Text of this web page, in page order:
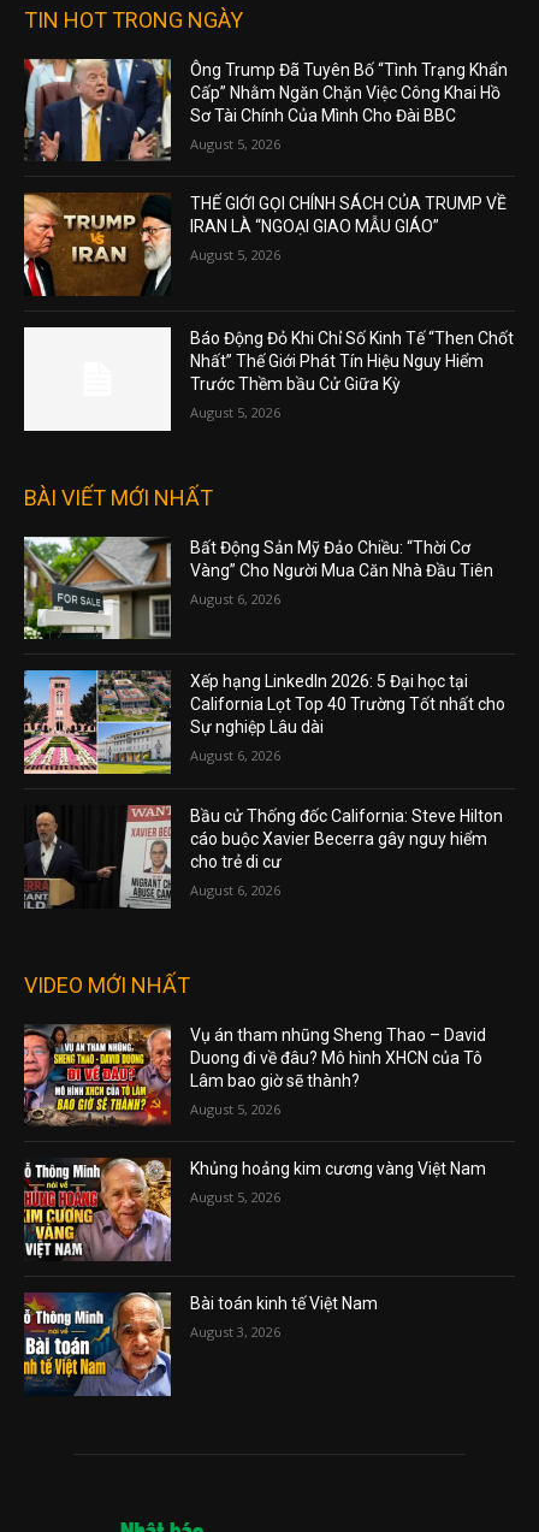
TIN HOT TRONG NGÀY
Ông Trump Đã Tuyên Bố “Tình Trạng Khẩn
Cấp” Nhằm Ngăn Chặn Việc Công Khai Hồ
Sơ Tài Chính Của Mình Cho Đài BBC
August 5, 2026
THẾ GIỚI GỌI CHÍNH SÁCH CỦA TRUMP VỀ
IRAN LÀ “NGOẠI GIAO MẪU GIÁO”
August 5, 2026
Báo Động Đỏ Khi Chỉ Số Kinh Tế “Then Chốt
Nhất” Thế Giới Phát Tín Hiệu Nguy Hiểm
Trước Thềm bầu Cử Giữa Kỳ
August 5, 2026
BÀI VIẾT MỚI NHẤT
Bất Động Sản Mỹ Đảo Chiều: “Thời Cơ
Vàng” Cho Người Mua Căn Nhà Đầu Tiên
August 6, 2026
Xếp hạng LinkedIn 2026: 5 Đại học tại
California Lọt Top 40 Trường Tốt nhất cho
Sự nghiệp Lâu dài
August 6, 2026
Bầu cử Thống đốc California: Steve Hilton
cáo buộc Xavier Becerra gây nguy hiểm
cho trẻ di cư
August 6, 2026
VIDEO MỚI NHẤT
Vụ án tham nhũng Sheng Thao – David
Duong đi về đâu? Mô hình XHCN của Tô
Lâm bao giờ sẽ thành?
August 5, 2026
Khủng hoảng kim cương vàng Việt Nam
August 5, 2026
Bài toán kinh tế Việt Nam
August 3, 2026